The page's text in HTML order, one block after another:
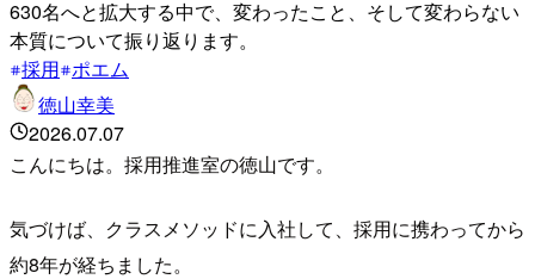
630名へと拡大する中で、変わったこと、そして変わらない
本質について振り返ります。
採用 ポエム
徳山幸美
2026.07.07
こんにちは。採用推進室の徳山です。
気づけば、クラスメソッドに入社して、採用に携わってから
約8年が経ちました。